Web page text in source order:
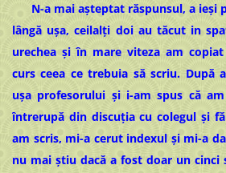
N-a mai așteptat răspunsul, a ieși
lângă ușa, ceilalți doi au tăcut in
urechea și în mare viteza am
curs ceea ce trebuia să scriu. După
ușa profesorului și i-am spus că
întrerupă din discuția cu colegul și
am scris, mi-a cerut indexul și mi-a
nu mai știu dacă a fost doar un cinci